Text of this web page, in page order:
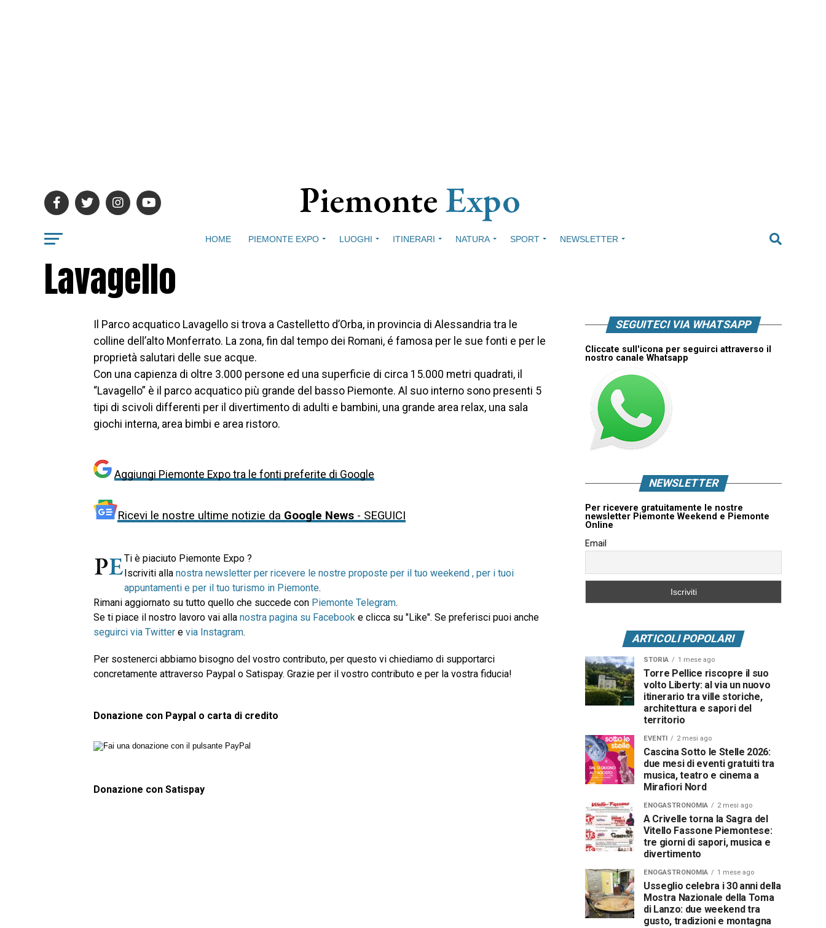
HOME PIEMONTE EXPO LUOGHI ITINERARI NATURA SPORT NEWSLETTER
Lavagello
Il Parco acquatico Lavagello si trova a Castelletto d’Orba, in provincia di Alessandria tra le
colline dell’alto Monferrato. La zona, fin dal tempo dei Romani, é famosa per le sue fonti e per le
proprietà salutari delle sue acque.
Con una capienza di oltre 3.000 persone ed una superficie di circa 15.000 metri quadrati, il
“Lavagello” è il parco acquatico più grande del basso Piemonte. Al suo interno sono presenti 5
tipi di scivoli differenti per il divertimento di adulti e bambini, una grande area relax, una sala
giochi interna, area bimbi e area ristoro.
Aggiungi Piemonte Expo tra le fonti preferite di Google
Ricevi le nostre ultime notizie da Google News - SEGUICI
Ti è piaciuto Piemonte Expo ?
Iscriviti alla nostra newsletter per ricevere le nostre proposte per il tuo weekend , per i tuoi
appuntamenti e per il tuo turismo in Piemonte.
Rimani aggiornato su tutto quello che succede con Piemonte Telegram.
Se ti piace il nostro lavoro vai alla nostra pagina su Facebook e clicca su "Like". Se preferisci puoi anche
seguirci via Twitter e via Instagram.
Per sostenerci abbiamo bisogno del vostro contributo, per questo vi chiediamo di supportarci
concretamente attraverso Paypal o Satispay. Grazie per il vostro contributo e per la vostra fiducia!
Donazione con Paypal o carta di credito
Donazione con Satispay
SEGUITECI VIA WHATSAPP
Cliccate sull'icona per seguirci attraverso il
nostro canale Whatsapp
NEWSLETTER
Per ricevere gratuitamente le nostre
newsletter Piemonte Weekend e Piemonte
Online
Email
ARTICOLI POPOLARI
STORIA 1 mese ago
Torre Pellice riscopre il suo
volto Liberty: al via un nuovo
itinerario tra ville storiche,
architettura e sapori del
territorio
EVENTI 2 mesi ago
Cascina Sotto le Stelle 2026:
due mesi di eventi gratuiti tra
musica, teatro e cinema a
Mirafiori Nord
ENOGASTRONOMIA 2 mesi ago
A Crivelle torna la Sagra del
Vitello Fassone Piemontese:
tre giorni di sapori, musica e
divertimento
ENOGASTRONOMIA 1 mese ago
Usseglio celebra i 30 anni della
Mostra Nazionale della Toma
di Lanzo: due weekend tra
gusto, tradizioni e montagna